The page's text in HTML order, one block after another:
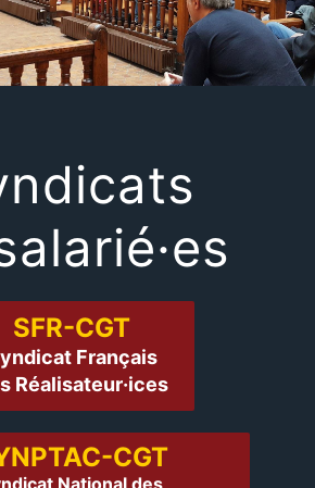
SFR-CGT
Français
Réalisateur·ices
CGT